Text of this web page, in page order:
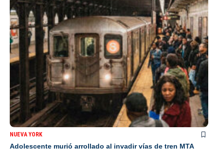
NUEVA YORK
Adolescente murió arrollado al invadir vías de tren MTA